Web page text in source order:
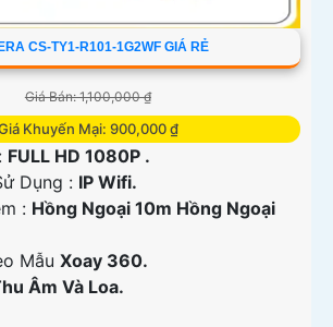
CS-TY1-R101-1G2WF GIÁ RẺ
Giá Bán: 1,100,000 ₫
Khuyến Mại: 900,000 ₫
FULL HD 1080P .
Dụng : IP Wifi.
: Hồng Ngoại 10m Hồng Ngoại
Mẫu Xoay 360.
Âm Và Loa.